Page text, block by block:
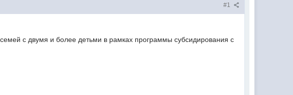
#1
с двумя и более детьми в рамках программы субсидирования с